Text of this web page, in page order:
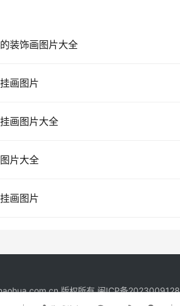
装饰画图片大全
画图片
画图片大全
片大全
画图片
版权所有闽ICP备